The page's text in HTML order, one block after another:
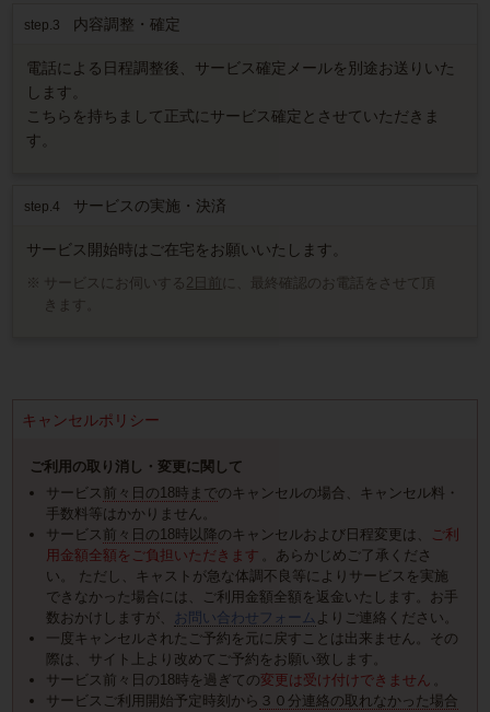
step.3 内容調整・確定
電話による日程調整後、サービス確定メールを別途お送りいた
します。
こちらを持ちまして正式にサービス確定とさせていただきま
す。
step.4 サービスの実施・決済
サービス開始時はご在宅をお願いいたします。
サービスにお伺いする 2日前 に、最終確認のお電話をさせて頂
きます。
キャンセルポリシー
ご利用の取り消し・変更に関して
サービス 前々日の18時までのキャンセルの場合、キャンセル料・
手数料等はかかりません。
サービス 前々日の18時以降のキャンセルおよび日程変更は、
ご利
用金額全額をご負担いただきます
。あらかじめご了承くださ
い。 ただし、キャストが急な体調不良等によりサービスを実施
できなかった場合には、ご利用金額全額を返金いたします。お手
数おかけしますが、 お問い合わせフォーム よりご連絡ください。
一度キャンセルされたご予約を元に戻すことは出来ません。その
際は、サイト上より改めてご予約をお願い致します。
サービス前々日の18時を過ぎての変更は受け付けできません
サービスご利用開始予定時刻から ３０分連絡の取れなかった場合